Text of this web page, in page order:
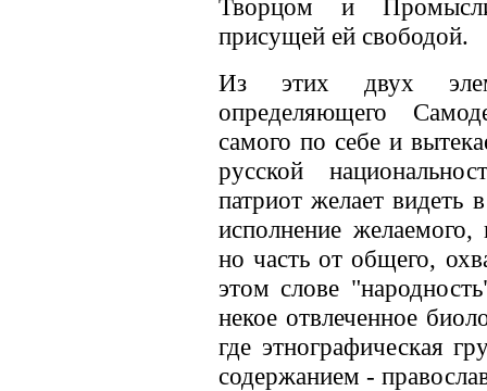
Творцом и
присущей ей свободой.
Из этих двух
определяющего
самого по себе и
русской
патриот желает видеть
исполнение
но часть от общего,
этом слове
некое отвлеченное
где этнографическая
содержанием -